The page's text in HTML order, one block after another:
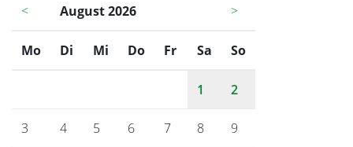
< August 2026 >
Mo ntag
Di enstag
Mi ttwoch
Do nnerstag
Fr eitag
Sa mstag
So
1 2
3 4 5 6 7 8 9